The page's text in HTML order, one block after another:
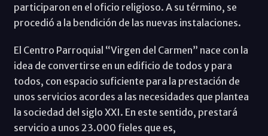
participaron en el oficio religioso. A su término, se
procedió a la bendición de las nuevas instalaciones.
El Centro Parroquial “Virgen del Carmen” nace con la
idea de convertirse en un edificio de todos y para
todos, con espacio suficiente para la prestación de
unos servicios acordes a las necesidades que plantea
la sociedad del siglo XXI. En este sentido, prestará
servicio a unos 23.000 fieles que es,